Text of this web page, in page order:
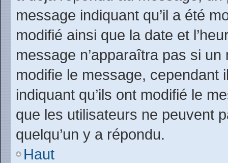
message indiquant qu’il a été
modifié ainsi que la date et
message n’apparaîtra pas si
modifie le message, cependant
indiquant qu’ils ont modifié le
que les utilisateurs ne peuvent
quelqu’un y a répondu.
Haut